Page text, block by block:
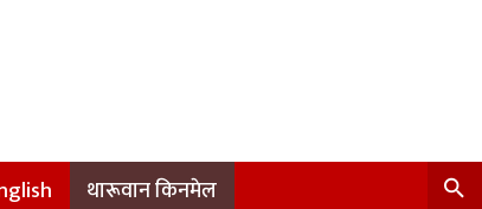
थारूवान किनमेल